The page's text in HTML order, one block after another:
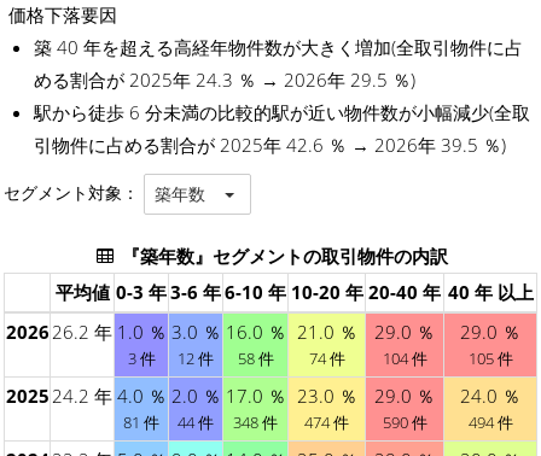
価格下落要因
築 40 年を超える高経年物件数が大きく増加(全取引物件に占
める割合が 2025年 24.3 ％ → 2026年 29.5 ％)
駅から徒歩 6 分未満の比較的駅が近い物件数が小幅減少(全取
引物件に占める割合が 2025年 42.6 ％ → 2026年 39.5 ％)
セグメント対象： 築年数
『築年数』セグメントの取引物件の内訳
平均値 0-3 年3-6 年6-10 年 10-20 年 20-40 年 40 年 以上
202626.2 年 1.0 ％
3 件
3.0 ％
12 件
16.0 ％
58 件
21.0 ％
74 件
29.0 ％
104 件
29.0 ％
105 件
202524.2 年 4.0 ％
81 件
2.0 ％
44 件
17.0 ％
348 件
23.0 ％
474 件
29.0 ％
590 件
24.0 ％
494 件